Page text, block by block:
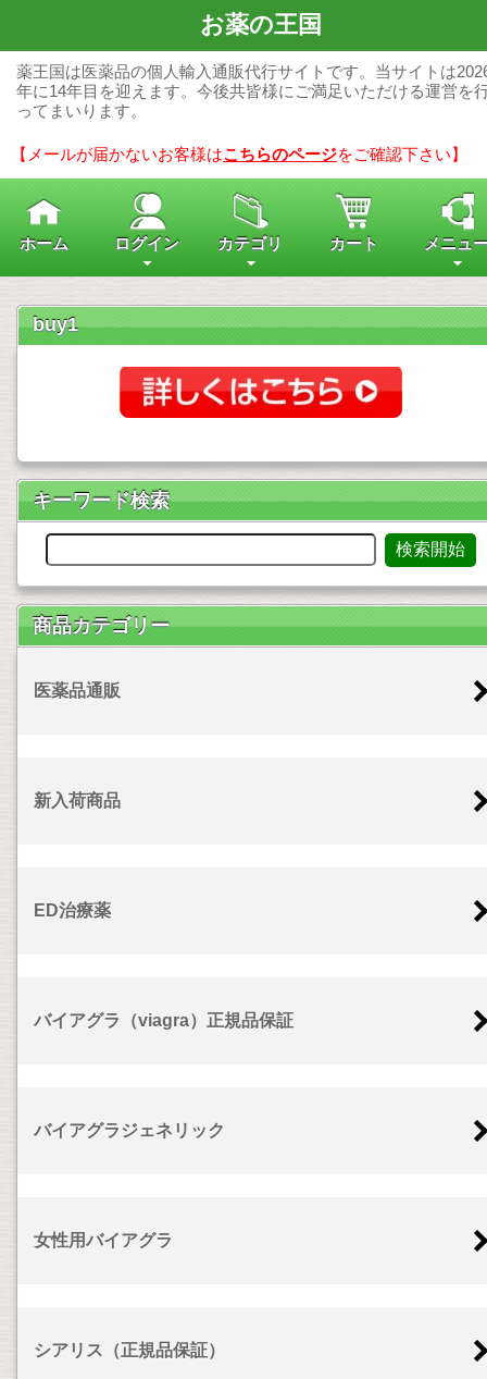
お薬の王国
薬王国は医薬品の個人輸入通販代行サイトです。当サイトは
年に14年目を迎えます。今後共皆様にご満足いただける運営を
ってまいります。
【メールが届かないお客様はこちらのページをご確認下さい】
ホーム ログイン カテゴリ カート メニュ
buy1
キーワード検索
商品カテゴリー
医薬品通販
新入荷商品
ED治療薬
バイアグラ（viagra）正規品保証
バイアグラジェネリック
女性用バイアグラ
シアリス（正規品保証）